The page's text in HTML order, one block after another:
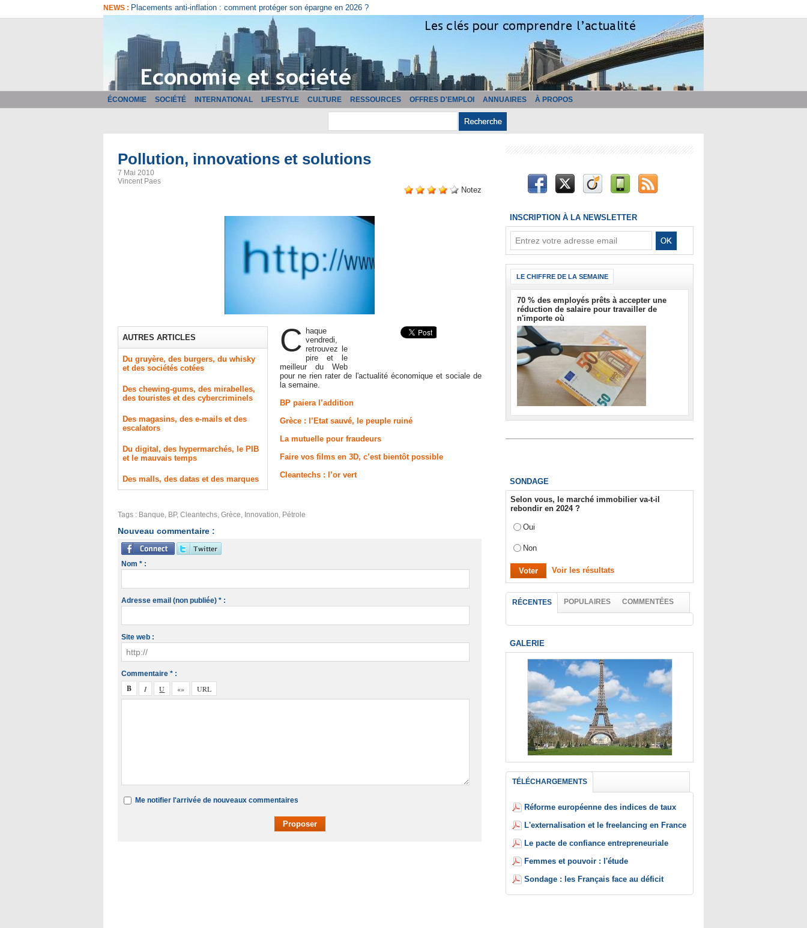
NEWS : Comment bien choisir son logiciel de facturation ?
ÉCONOMIE SOCIÉTÉ INTERNATIONAL LIFESTYLE CULTURE RESSOURCES OFFRES D'EMPLOI ANNUAIRES À PROPOS
Pollution, innovations et solutions
7 Mai 2010
Vincent Paes
Notez
AUTRES ARTICLES
Du gruyère, des burgers, du whisky
et des sociétés cotées
Des chewing-gums, des mirabelles,
des touristes et des cybercriminels
Des magasins, des e-mails et des
escalators
Du digital, des hypermarchés, le PIB
et le mauvais temps
Des malls, des datas et des marques
C haque
vendredi,
retrouvez le
pire et le
meilleur du Web
pour ne rien rater de l'actualité économique et sociale de
la semaine.
BP paiera l’addition
Grèce : l’Etat sauvé, le peuple ruiné
La mutuelle pour fraudeurs
Faire vos films en 3D, c’est bientôt possible
Cleantechs : l’or vert
Tags : Banque, BP, Cleantechs, Grèce, Innovation, Pétrole
Nouveau commentaire :
Nom * :
Adresse email (non publiée) * :
Site web :
Commentaire * :
Me notifier l'arrivée de nouveaux commentaires
INSCRIPTION À LA NEWSLETTER
LE CHIFFRE DE LA SEMAINE
70 % des employés prêts à accepter une
réduction de salaire pour travailler de
n'importe où
SONDAGE
Selon vous, le marché immobilier va-t-il
rebondir en 2024 ?
Oui
Non
Voir les résultats
RÉCENTES POPULAIRES COMMENTÉES
GALERIE
TÉLÉCHARGEMENTS
Réforme européenne des indices de taux
L'externalisation et le freelancing en France
Le pacte de confiance entrepreneuriale
Femmes et pouvoir : l'étude
Sondage : les Français face au déficit